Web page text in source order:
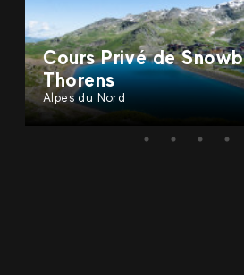
Cours Privé de
Thorens
Alpes du Nord